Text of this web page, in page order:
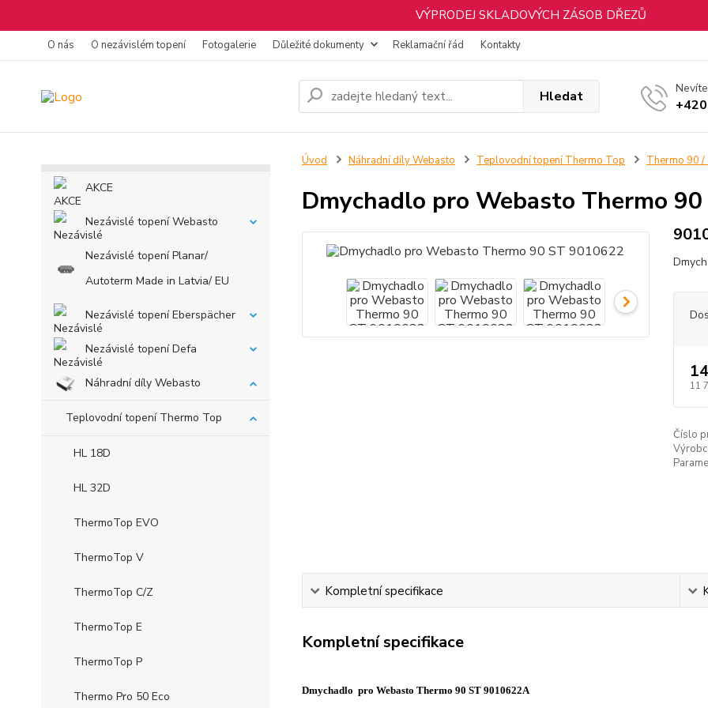
VÝPRODEJ SKLADOVÝCH ZÁSOB DŘEZŮ
O nás O nezávislém topení Fotogalerie Důležité dokumenty Reklamační řád Kontakty
Hledat
AKCE
Nezávislé topení Webasto
Nezávislé topení Planar/
Autoterm Made in Latvia/ EU
Nezávislé topení Eberspächer
Nezávislé topení Defa
Náhradní díly Webasto
Teplovodní topení Thermo Top
HL 18D
HL 32D
ThermoTop EVO
ThermoTop V
ThermoTop C/Z
ThermoTop E
ThermoTop P
Thermo Pro 50 Eco
Úvod Náhradní díly Webasto Teplovodní topení Thermo Top Thermo 90 /
Dmychadlo pro Webasto Thermo
11
Číslo
Kompletní specifikace
Kompletní specifikace
Dmychadlo pro Webasto Thermo 90 ST 9010622A